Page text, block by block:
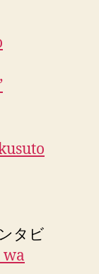
タビ
wa